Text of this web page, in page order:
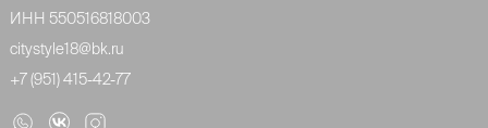
ИНН 550516818003
citystyle18@bk.ru
+7 (951) 415-42-77